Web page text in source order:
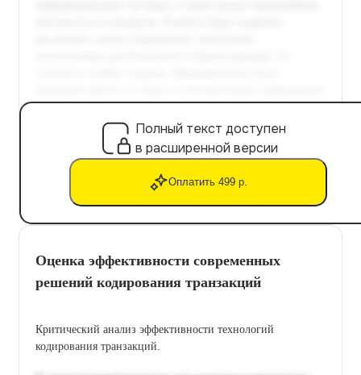
Полный текст доступен
в расширенной версии
Оплатить 499 р.
Оценка эффективности современных
решений кодирования транзакций
Критический анализ эффективности технологий
кодирования транзакций.